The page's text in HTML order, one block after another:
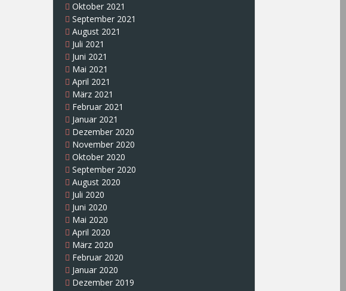
Oktober 2021
September 2021
August 2021
Juli 2021
Juni 2021
Mai 2021
April 2021
März 2021
Februar 2021
Januar 2021
Dezember 2020
November 2020
Oktober 2020
September 2020
August 2020
Juli 2020
Juni 2020
Mai 2020
April 2020
März 2020
Februar 2020
Januar 2020
Dezember 2019